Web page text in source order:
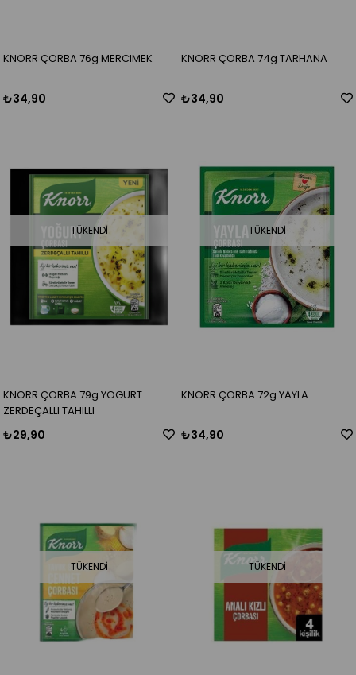
KNORR ÇORBA 76g MERCIMEK
₺34,90
KNORR ÇORBA 74g TARHANA
₺34,90
TÜKENDI
KNORR ÇORBA 79g YOGURT
ZERDEÇALLI TAHILLI
₺29,90
TÜKENDI
KNORR ÇORBA 72g YAYLA
₺34,90
TÜKENDI TÜKENDI